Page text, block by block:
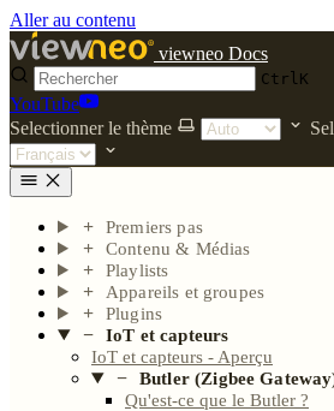
Aller au contenu
viewneo Docs
CtrlK
YouTube
Selectionner le thème
Premiers pas
Contenu & Médias
Playlists
Appareils et groupes
Plugins
IoT et capteurs
IoT et capteurs - Aperçu
Butler (Zigbee
Qu'est-ce que le Butler ?